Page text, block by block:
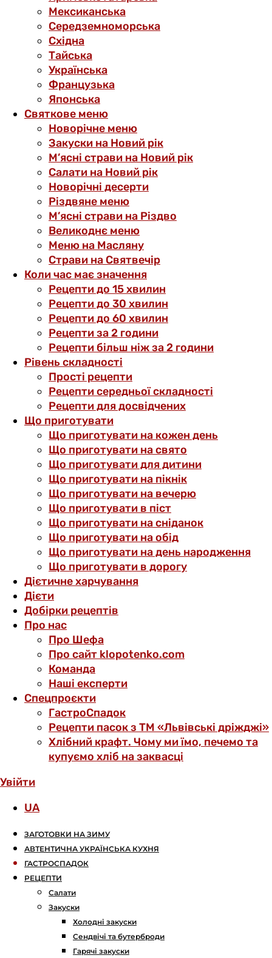
Мексиканська
Середземноморська
Східна
Тайська
Українська
Французька
Японська
Святкове меню
Новорічне меню
Закуски на Новий рік
М’ясні страви на Новий рік
Салати на Новий рік
Новорічні десерти
Різдвяне меню
М’ясні страви на Різдво
Великоднє меню
Меню на Масляну
Страви на Святвечір
Коли час має значення
Рецепти до 15 хвилин
Рецепти до 30 хвилин
Рецепти до 60 хвилин
Рецепти за 2 години
Рецепти більш ніж за 2 години
Рівень складності
Прості рецепти
Рецепти середньої складності
Рецепти для досвідчених
Що приготувати
Що приготувати на кожен день
Що приготувати на свято
Що приготувати для дитини
Що приготувати на пікнік
Що приготувати на вечерю
Що приготувати в піст
Що приготувати на сніданок
Що приготувати на обід
Що приготувати на день народження
Що приготувати в дорогу
Дієтичне харчування
Дієти
Добірки рецептів
Про нас
Про Шефа
Про сайт klopotenko.com
Команда
Наші експерти
Спецпроєкти
ГастроСпадок
Рецепти пасок з ТМ «Львівські дріжджі»
Хлібний крафт. Чому ми їмо, печемо та
купуємо хліб на заквасці
Увійти
UA
ЗАГОТОВКИ НА ЗИМУ
АВТЕНТИЧНА УКРАЇНСЬКА КУХНЯ
ГАСТРОСПАДОК
РЕЦЕПТИ
Салати
Закуски
Холодні закуски
Сендвічі та бутерброди
Гарячі закуски